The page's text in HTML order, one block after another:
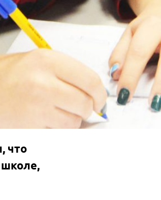
что
школе,